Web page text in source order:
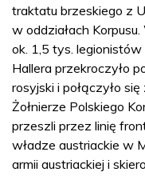
traktatu brzeskiego z
w oddziałach
ok. 1,5 tys.
Hallera przekroczyło
rosyjski i połączyło
Żołnierze Polskiego
przeszli przez linię
władze austriackie w
armii austriackiej i